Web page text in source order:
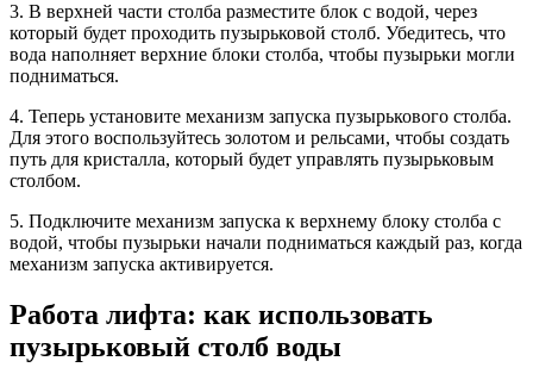
3. В верхней части столба разместите блок с водой, через
который будет проходить пузырьковой столб. Убедитесь, что
вода наполняет верхние блоки столба, чтобы пузырьки могли
подниматься.
4. Теперь установите механизм запуска пузырькового столба.
Для этого воспользуйтесь золотом и рельсами, чтобы создать
путь для кристалла, который будет управлять пузырьковым
столбом.
5. Подключите механизм запуска к верхнему блоку столба с
водой, чтобы пузырьки начали подниматься каждый раз, когда
механизм запуска активируется.
Работа лифта: как использовать
пузырьковый столб воды